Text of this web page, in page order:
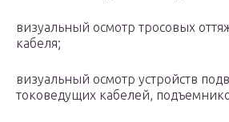
визуальный осмотр тросовых
кабеля;
визуальный осмотр устройств
токоведущих кабелей,